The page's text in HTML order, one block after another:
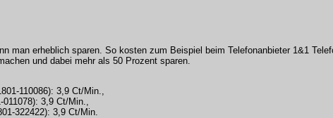
man erheblich sparen. So kosten zum Beispiel beim Telefonanbieter 1&1
und dabei mehr als 50 Prozent sparen.
110086): 3,9 Ct/Min.,
3,9 Ct/Min.,
322422): 3,9 Ct/Min.